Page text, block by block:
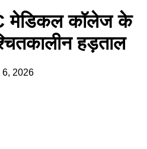
मेडिकल कॉलेज के
हड़ताल
6, 2026